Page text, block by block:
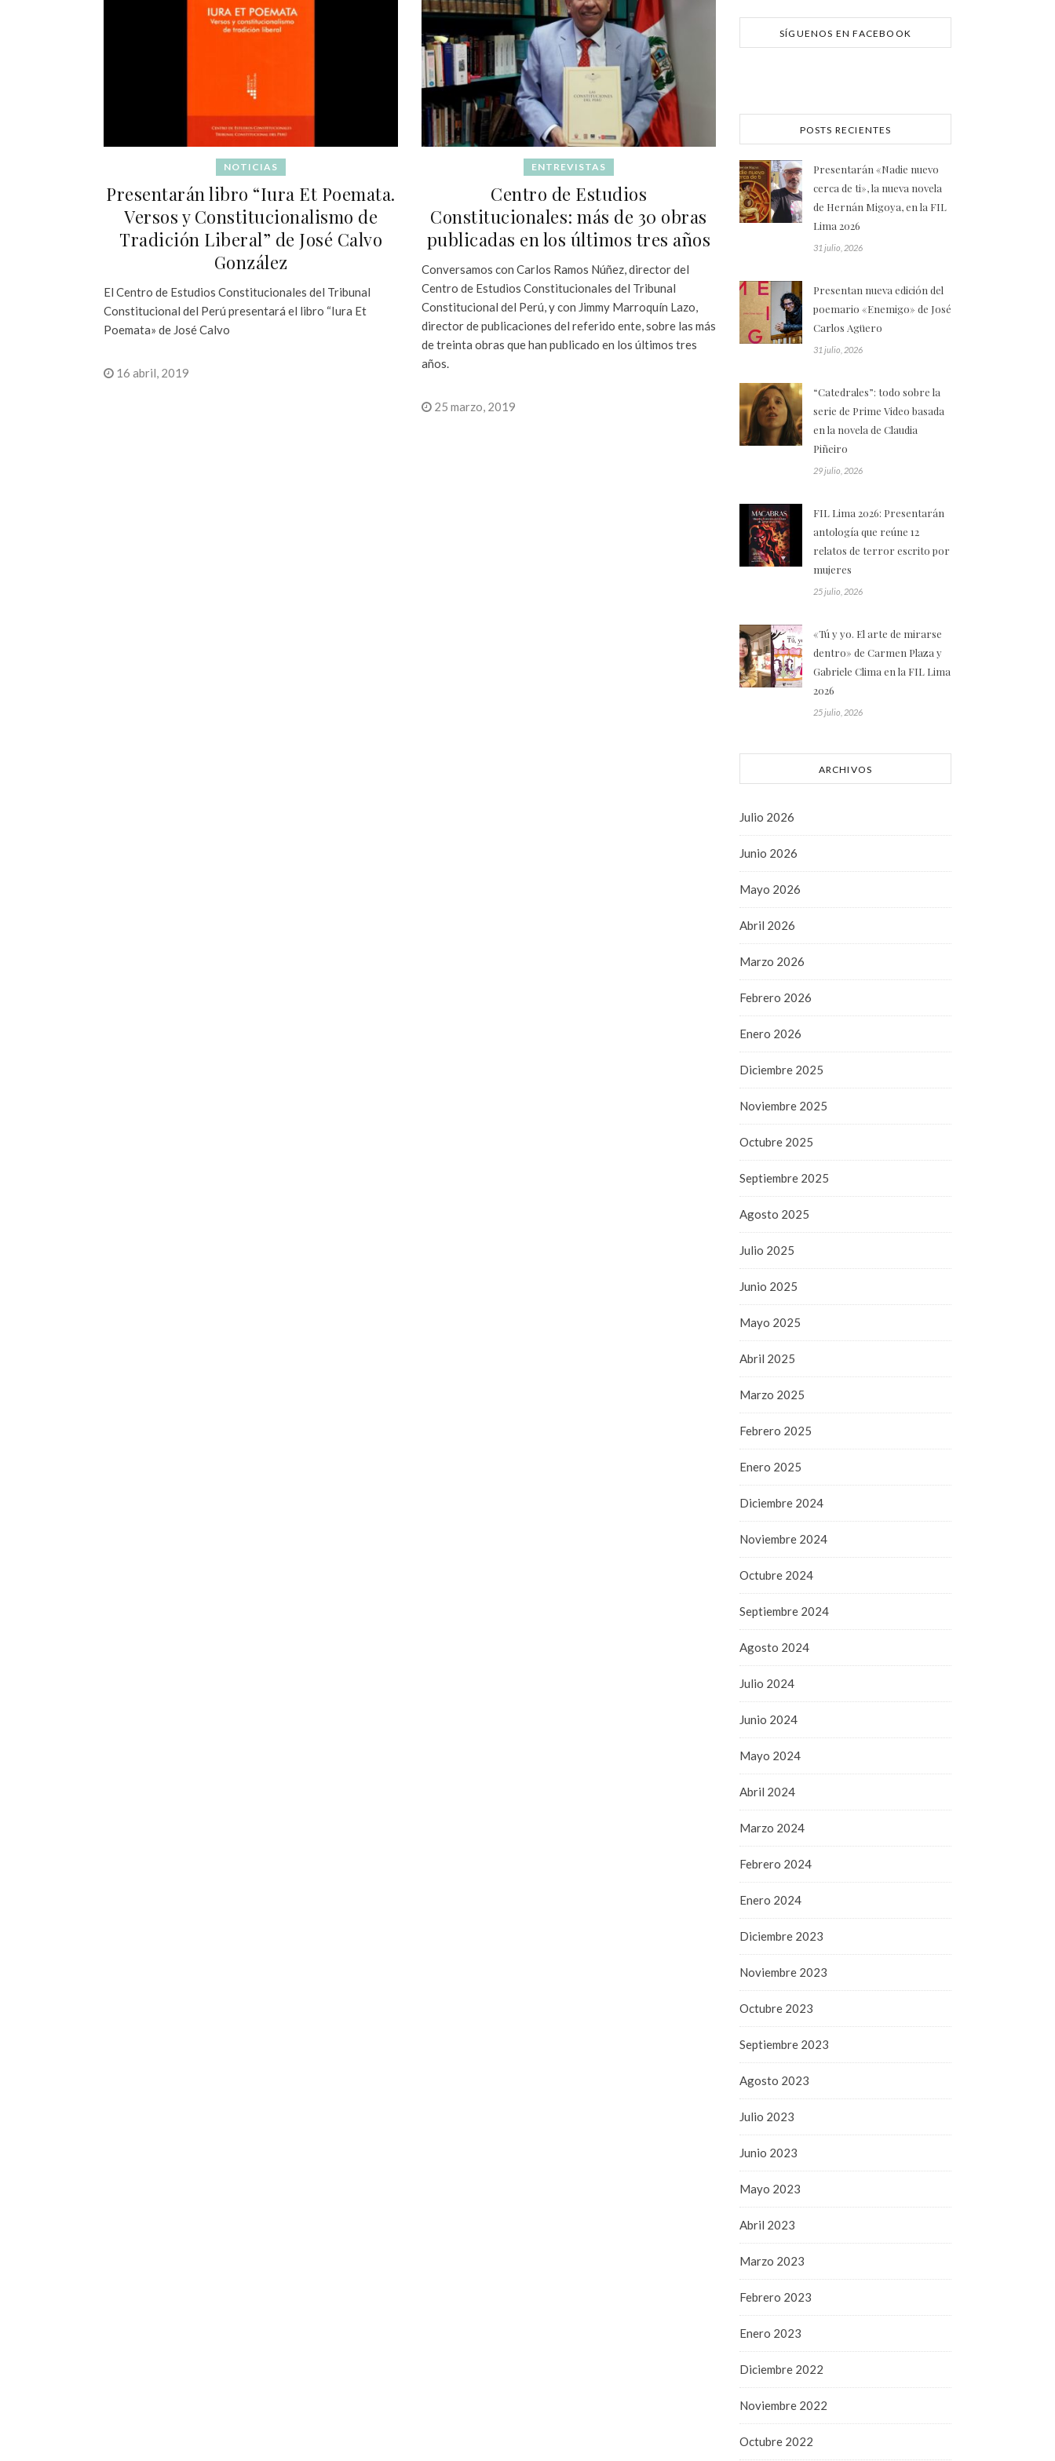
NOTICIAS
Presentarán libro “Iura Et Poemata.
Versos y Constitucionalismo de
Tradición Liberal” de José Calvo
González
El Centro de Estudios Constitucionales del Tribunal
Constitucional del Perú presentará el libro “Iura Et
Poemata» de José Calvo
16 abril, 2019
ENTREVISTAS
Centro de Estudios
Constitucionales: más de 30 obras
publicadas en los últimos tres años
Conversamos con Carlos Ramos Núñez, director del
Centro de Estudios Constitucionales del Tribunal
Constitucional del Perú, y con Jimmy Marroquín Lazo,
director de publicaciones del referido ente, sobre las más
de treinta obras que han publicado en los últimos tres
años.
25 marzo, 2019
SÍGUENOS EN FACEBOOK
POSTS RECIENTES
Presentarán «Nadie nuevo
cerca de ti», la nueva novela
de Hernán Migoya, en la FIL
Lima 2026
31 julio, 2026
Presentan nueva edición del
poemario «Enemigo» de José
Carlos Agüero
31 julio, 2026
“Catedrales”: todo sobre la
serie de Prime Video basada
en la novela de Claudia
Piñeiro
29 julio, 2026
FIL Lima 2026: Presentarán
antología que reúne 12
relatos de terror escrito por
mujeres
25 julio, 2026
«Tú y yo. El arte de mirarse
dentro» de Carmen Plaza y
Gabriele Clima en la FIL Lima
2026
25 julio, 2026
ARCHIVOS
Julio 2026
Junio 2026
Mayo 2026
Abril 2026
Marzo 2026
Febrero 2026
Enero 2026
Diciembre 2025
Noviembre 2025
Octubre 2025
Septiembre 2025
Agosto 2025
Julio 2025
Junio 2025
Mayo 2025
Abril 2025
Marzo 2025
Febrero 2025
Enero 2025
Diciembre 2024
Noviembre 2024
Octubre 2024
Septiembre 2024
Agosto 2024
Julio 2024
Junio 2024
Mayo 2024
Abril 2024
Marzo 2024
Febrero 2024
Enero 2024
Diciembre 2023
Noviembre 2023
Octubre 2023
Septiembre 2023
Agosto 2023
Julio 2023
Junio 2023
Mayo 2023
Abril 2023
Marzo 2023
Febrero 2023
Enero 2023
Diciembre 2022
Noviembre 2022
Octubre 2022